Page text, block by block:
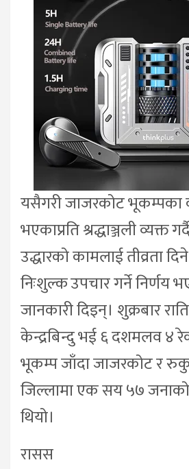
यसैगरी जाजरकोट भूकम्पका
भएकाप्रति श्रद्धाञ्जली व्यक्त
उद्धारको कामलाई तीव्रता
निःशुल्क उपचार गर्ने निर्णय
जानकारी दिइन्। शुक्रबार
केन्द्रबिन्दु भई ६ दशमलव ४
भूकम्प जाँदा जाजरकोट र
जिल्लामा एक सय ५७
थियो।
रासस